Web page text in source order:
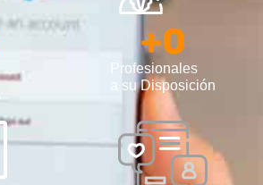
Profesionales
a su Disposición
+0